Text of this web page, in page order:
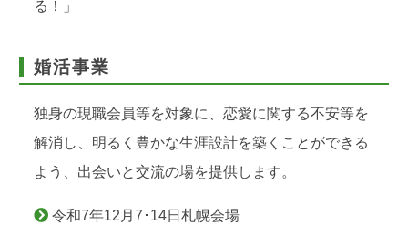
る！」
婚活事業
独身の現職会員等を対象に、恋愛に関する不安等を
解消し、明るく豊かな生涯設計を築くことができる
よう、出会いと交流の場を提供します。
令和7年12月7･14日札幌会場